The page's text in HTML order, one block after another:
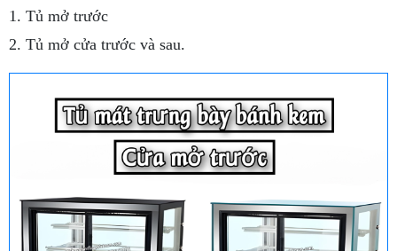
1. Tủ mở trước
2. Tủ mở cửa trước và sau.